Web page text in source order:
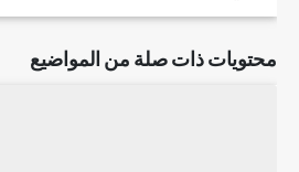
محتويات ذات صلة من المواضيع